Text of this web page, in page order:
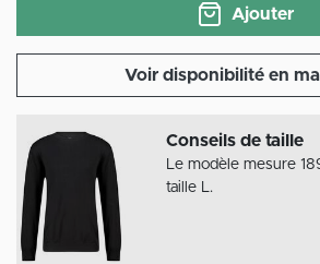
Ajouter
Voir disponibilité en
Conseils de taille
Le modèle mesure
taille L.